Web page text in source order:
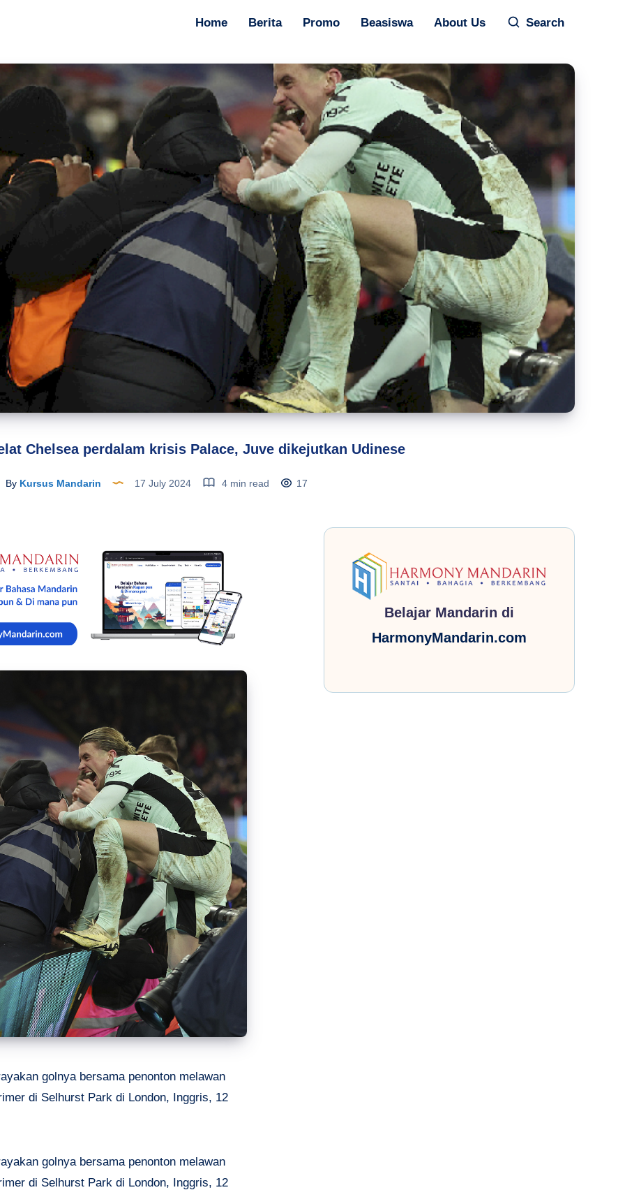
Home Berita Promo Beasiswa About Us Search
Chelsea perdalam krisis Palace, Juve dikejutkan Udinese
ByKursus Mandarin 17 July 2024 4 min read 17
golnya bersama penonton melawan
di Selhurst Park di London, Inggris, 12
golnya bersama penonton melawan
di Selhurst Park di London, Inggris, 12
Belajar Mandarin di
HarmonyMandarin.com